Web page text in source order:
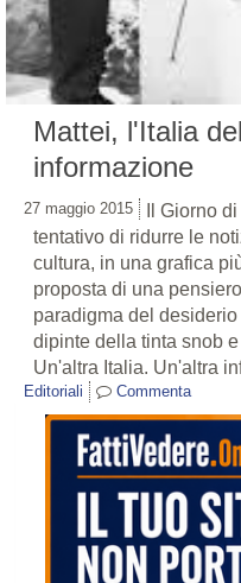
Mattei, l'Italia
informazione
27 maggio 2015
Il Giorno
tentativo di ridurre le
cultura, in una grafica
proposta di una
paradigma del
dipinte della tinta snob
Un'altra Italia. Un'altra
Editoriali Commenta